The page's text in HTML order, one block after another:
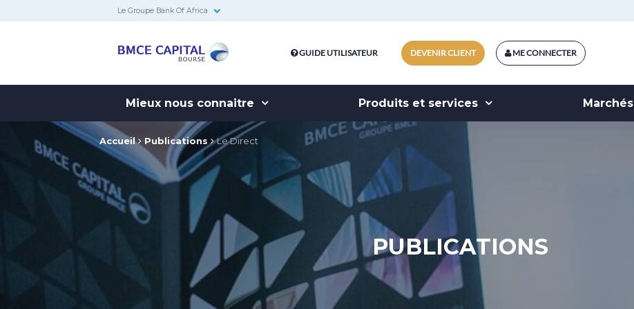
Le Groupe Bank Of Africa
Bourse
ME CONNECTER
DEVENIR CLIENT
GUIDE UTILISATEUR
Mieux nous connaitre Produits et services Marchés
Accueil Publications Le Direct
PUBLICATIONS